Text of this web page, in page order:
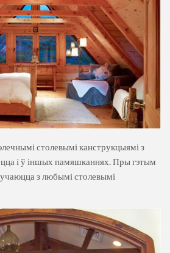
столевымі канструкцыямі з
і ў іншых памяшканнях. Пры гэтым
з любымі столевымі